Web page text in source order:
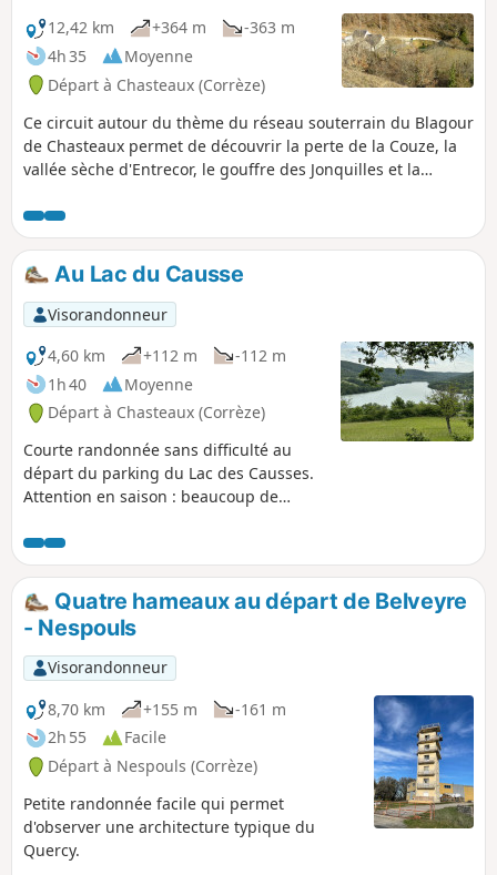
12,42 km
+364 m
-363 m
4h 35
Moyenne
Départ à Chasteaux (Corrèze)
Ce circuit autour du thème du réseau souterrain du Blagour
de Chasteaux permet de découvrir la perte de la Couze, la
vallée sèche d'Entrecor, le gouffre des Jonquilles et la
Au Lac du Causse
Visorandonneur
4,60 km
+112 m
-112 m
1h 40
Moyenne
Départ à Chasteaux (Corrèze)
Courte randonnée sans difficulté au
départ du parking du Lac des Causses.
Attention en saison : beaucoup de
se garer.
Quatre hameaux au départ de Belveyre
- Nespouls
Visorandonneur
8,70 km
+155 m
-161 m
2h 55
Facile
Départ à Nespouls (Corrèze)
Petite randonnée facile qui permet
d'observer une architecture typique du
Quercy.